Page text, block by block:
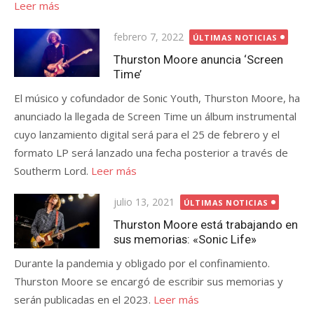
Leer más
Publicada
el
febrero 7, 2022 ÚLTIMAS NOTICIAS
Thurston Moore anuncia ‘Screen
Time’
El músico y cofundador de Sonic Youth, Thurston Moore, ha
anunciado la llegada de Screen Time un álbum instrumental
cuyo lanzamiento digital será para el 25 de febrero y el
formato LP será lanzado una fecha posterior a través de
Southerm Lord. Leer más
Publicada
el
julio 13, 2021 ÚLTIMAS NOTICIAS
Thurston Moore está trabajando en
sus memorias: «Sonic Life»
Durante la pandemia y obligado por el confinamiento.
Thurston Moore se encargó de escribir sus memorias y
serán publicadas en el 2023. Leer más